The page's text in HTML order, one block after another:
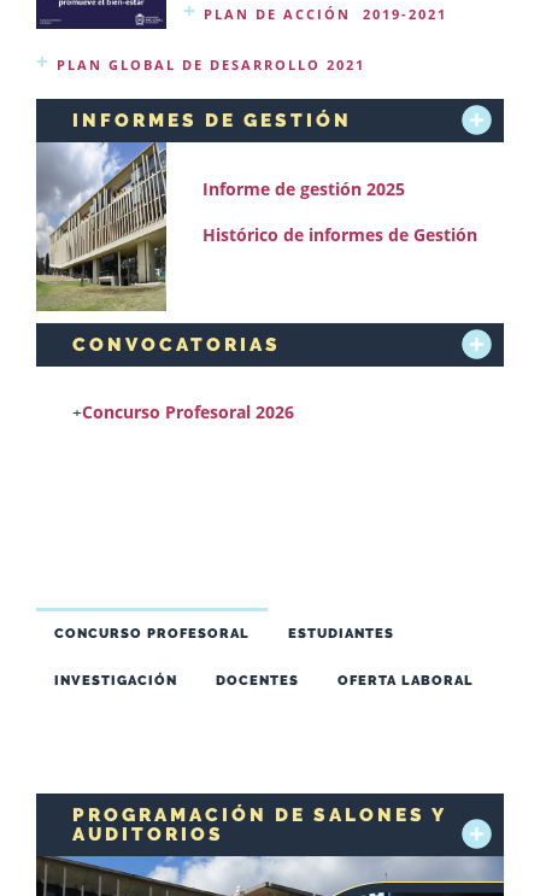
PLAN DE ACCIÓN 2019-2021
PLAN GLOBAL DE DESARROLLO 2021
INFORMES DE GESTIÓN
Informe de gestión 2025
Histórico de informes de Gestión
CONVOCATORIAS
+Concurso Profesoral 2026
CONCURSO PROFESORAL ESTUDIANTES
INVESTIGACIÓN DOCENTES OFERTA LABORAL
PROGRAMACIÓN DE SALONES Y
AUDITORIOS